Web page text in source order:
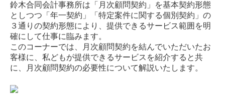
勘定科目体系について
月次顧問契約って何をしてくれるの？
創業をお考えの方へ
鈴木合同会計事務所は「月次顧問契約」を基本契約形態
としつつ「年一契約」「特定案件に関する個別契約」の
３通りの契約形態により、提供できるサービス範囲を明
確にして仕事に臨みます。
このコーナーでは、月次顧問契約を結んでいただいたお
客様に、私どもが提供できるサービスを紹介すると共
に、月次顧問契約の必要性について解説いたします。